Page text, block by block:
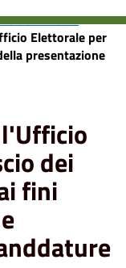
del 24 e 25
Elettorale per
presentazione
dei
fini